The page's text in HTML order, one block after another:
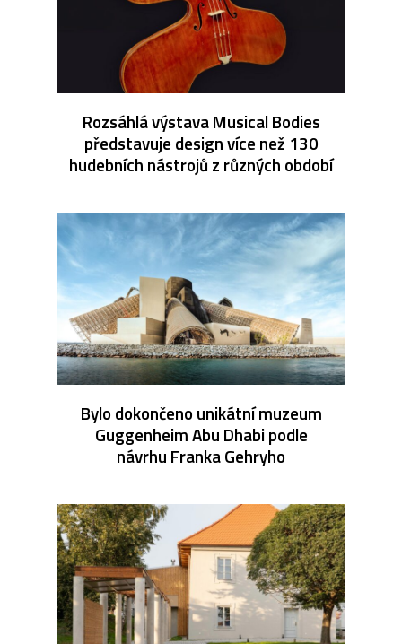
Rozsáhlá výstava Musical Bodies
představuje design více než 130
hudebních nástrojů z různých období
Bylo dokončeno unikátní muzeum
Guggenheim Abu Dhabi podle
návrhu Franka Gehryho